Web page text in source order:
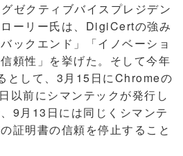
ゼクティブバイスプレジデン
ーリー氏は、DigiCertの強み
ックエンド」「イノベーショ
頼性」を挙げた。そして今年
として、3月15日にChromeの
以前にシマンテックが発行し
9月13日には同じくシマンテ
証明書の信頼を停止すること